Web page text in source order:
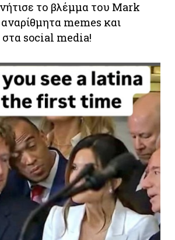
το βλέμμα του Mark
memes και
στα social media!